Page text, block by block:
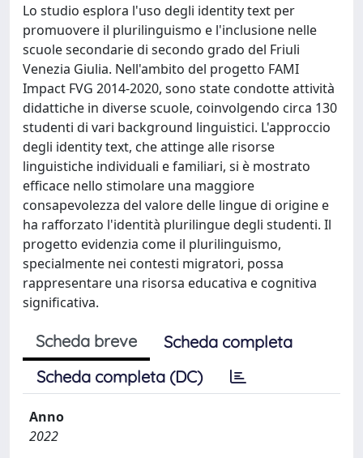
Lo studio esplora l'uso degli identity text per
promuovere il plurilinguismo e l'inclusione nelle
scuole secondarie di secondo grado del Friuli
Venezia Giulia. Nell'ambito del progetto FAMI
Impact FVG 2014-2020, sono state condotte attività
didattiche in diverse scuole, coinvolgendo circa 130
studenti di vari background linguistici. L'approccio
degli identity text, che attinge alle risorse
linguistiche individuali e familiari, si è mostrato
efficace nello stimolare una maggiore
consapevolezza del valore delle lingue di origine e
ha rafforzato l'identità plurilingue degli studenti. Il
progetto evidenzia come il plurilinguismo,
specialmente nei contesti migratori, possa
rappresentare una risorsa educativa e cognitiva
significativa.
Scheda breve
Scheda completa
Scheda completa (DC)
Anno
2022